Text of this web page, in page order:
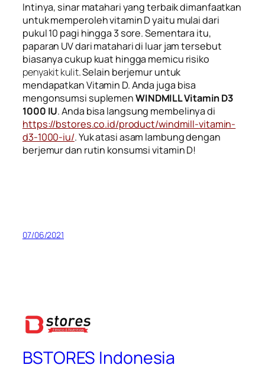
Intinya, sinar matahari yang terbaik dimanfaatkan
untuk memperoleh vitamin D yaitu mulai dari
pukul 10 pagi hingga 3 sore. Sementara itu,
paparan UV dari matahari di luar jam tersebut
biasanya cukup kuat hingga memicu risiko
penyakit kulit. Selain berjemur untuk
mendapatkan Vitamin D. Anda juga bisa
mengonsumsi suplemenWINDMILL Vitamin D3
1000 IU. Anda bisa langsung membelinya di
https://bstores.co.id/product/windmill-vitamin-
d3-1000-iu/. Yuk atasi asam lambung dengan
berjemur dan rutin konsumsi vitamin D!
07/06/2021
BSTORES Indonesia